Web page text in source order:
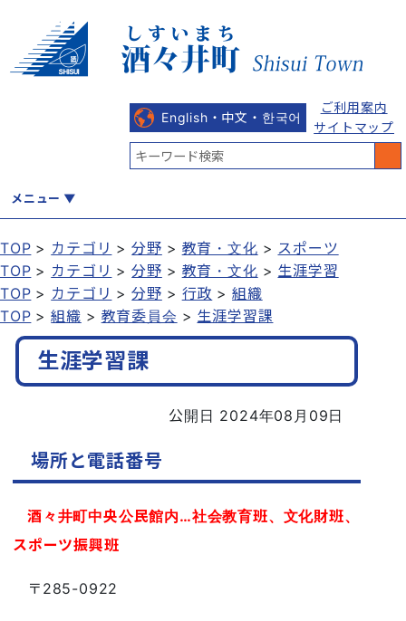
English・中文・한국어
ご利用案内
サイトマップ
メニュー
くらし 健康・福祉 教育・文化 観光・魅力 産業・しごと
行政
TOP カテゴリ 分野 教育・文化
スポーツ
TOP
カテゴリ 分野 教育・文化
生涯学習
TOP
カテゴリ 分野 行政
組織
TOP
組織 教育委員会 生涯学習課
生涯学習課
公開日 2024年08月09日
場所と電話番号
酒々井町中央公民館内…社会教育班、文化財班、
スポーツ振興班
〒285-0922